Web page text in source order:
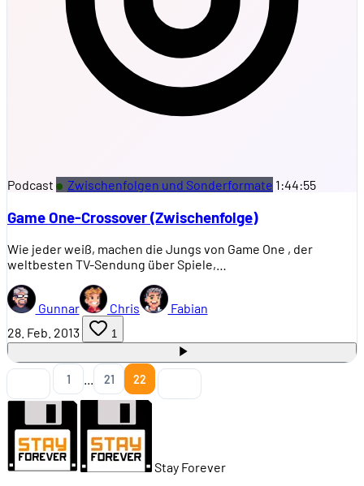
Podcast Zwischenfolgen und Sonderformate 1:44:55
Game One-Crossover (Zwischenfolge)
Wie jeder weiß, machen die Jungs von Game One , der
weltbesten TV-Sendung über Spiele,…
Gunnar Chris
Fabian
28. Feb. 2013
1
1 21 22
Stay Forever